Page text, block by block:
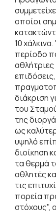
οποίοι
10
περίοδο
αθλήτριες
διάκριση
του
της
ως
υψηλό
διοίκηση
τα θερμά
αθλητές
τις
πορεία
στόχους",